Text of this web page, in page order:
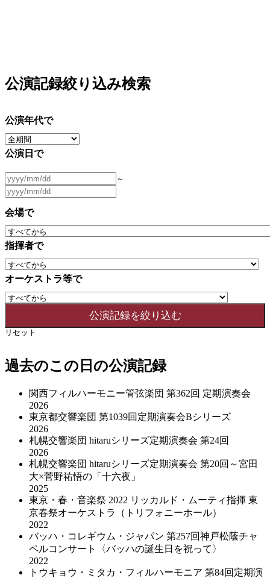
公演記録絞り込み検索
公演年代で
公演日で
～
会場で
指揮者で
オーケストラ等で
リセット
過去のこの日の公演記録
関西フィルハーモニー管弦楽団 第362回 定期演奏会
2026
東京都交響楽団 第1039回定期演奏会Bシリーズ
2026
札幌交響楽団 hitaruシリーズ定期演奏会 第24回
2026
札幌交響楽団 hitaruシリーズ定期演奏会 第20回～宮田
大×菅野祐悟の「十六夜」
2025
東京・春・音楽祭 2022 リッカルド・ムーティ指揮 東
京春祭オーケストラ（トリフォニーホール）
2022
バッハ・コレギウム・ジャパン 第257回神戸松蔭チャ
ペルコンサート〈バッハの誕生日を祝って〉
2022
トウキョウ・ミタカ・フィルハーモニア 第84回定期演